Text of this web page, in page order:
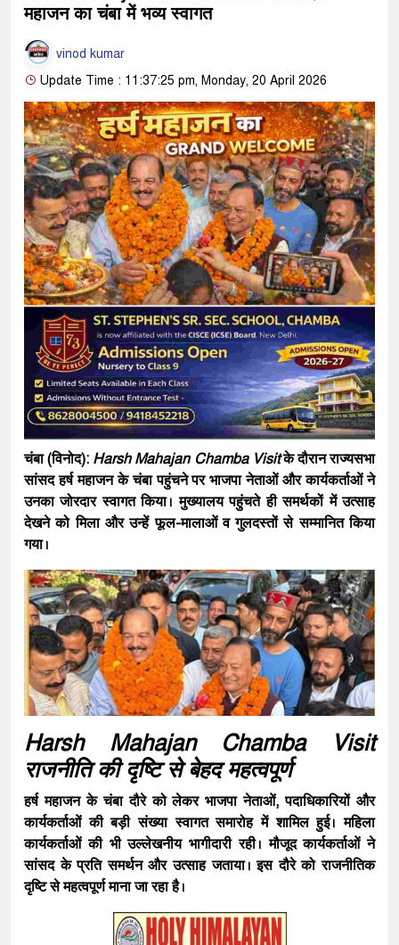
महाजन का चंबा में भव्य स्वागत
vinod kumar
Update Time : 11:37:25 pm, Monday, 20 April 2026
चंबा (विनोद): Harsh Mahajan Chamba Visitके दौरान राज्यसभा
सांसदहर्ष महाजनके चंबा पहुंचने पर भाजपा नेताओं और कार्यकर्ताओं ने
उनका जोरदार स्वागत किया। मुख्यालय पहुंचते ही समर्थकों में उत्साह
देखने को मिला और उन्हें फूल-मालाओं व गुलदस्तों से सम्मानित किया
गया।
Harsh Mahajan Chamba Visit
राजनीति की दृष्टि से बेहद महत्वपूर्ण
हर्ष महाजनके चंबा दौरे को लेकर भाजपा नेताओं, पदाधिकारियों और
कार्यकर्ताओं की बड़ी संख्या स्वागत समारोह में शामिल हुई। महिला
कार्यकर्ताओं की भी उल्लेखनीय भागीदारी रही। मौजूद कार्यकर्ताओं ने
सांसद के प्रति समर्थन और उत्साह जताया। इस दौरे को राजनीतिक
दृष्टि से महत्वपूर्ण माना जा रहा है।